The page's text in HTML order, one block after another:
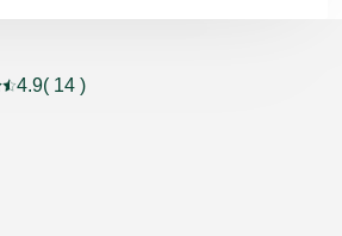
attuale: 4.9 su 5 stelle recensito
4.9( 14 )